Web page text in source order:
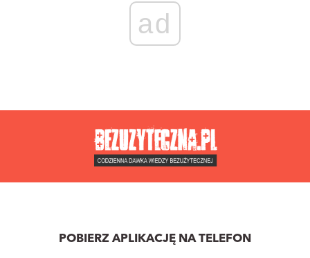
ad
POBIERZ APLIKACJĘ NA TELEFON